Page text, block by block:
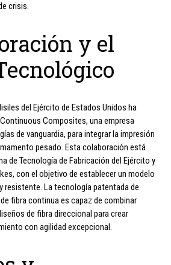
crisis.
y el
del Ejército de Estados Unidos ha
Composites, una empresa
de vanguardia, para integrar la impresión
pesado. Esta colaboración está
de Tecnología de Fabricación del Ejército y
con el objetivo de establecer un modelo
resistente. La tecnología patentada de
fibra continua es capaz de combinar
de fibra direccional para crear
con agilidad excepcional.